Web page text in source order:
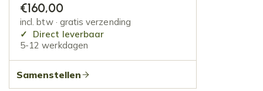
€160,00
incl. btw · gratis verzending
Direct leverbaar
5-12 werkdagen
Samenstellen